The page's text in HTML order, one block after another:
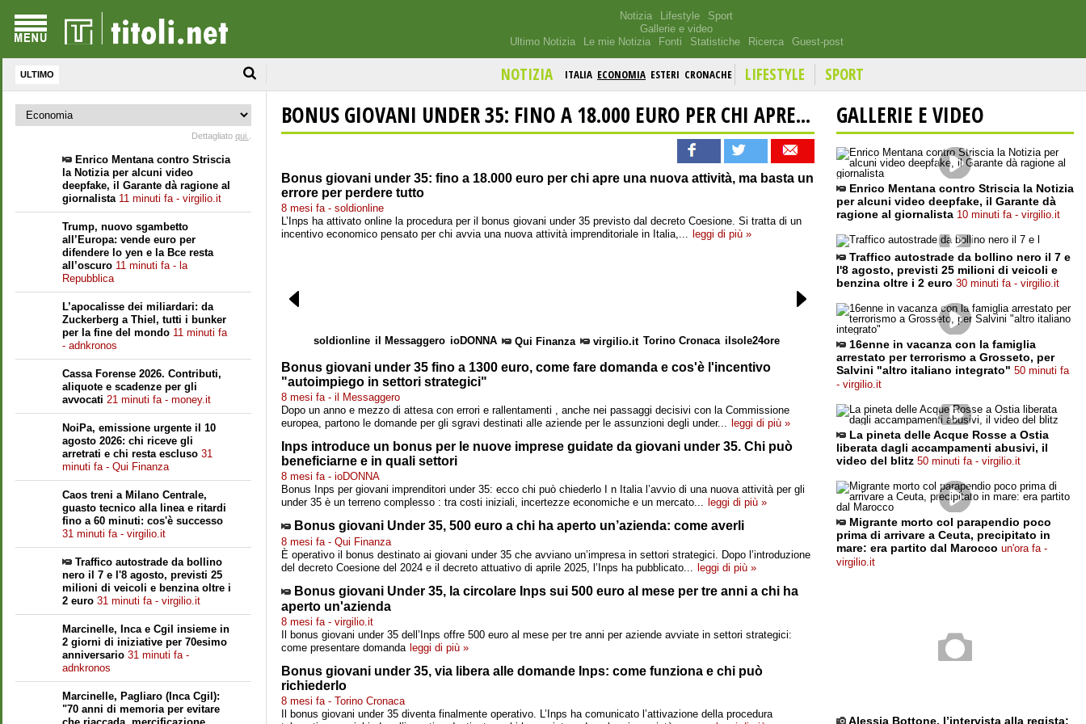
Notizia Lifestyle
Sport
Gallerie e video
Ultimo Notizia
Le mie Notizia Fonti Statistiche Ricerca Guest-post
ULTIMO NOTIZIA ITALIA ECONOMIA ESTERI CRONACHE LIFESTYLE SPORT
Dettagliato qui.
Enrico Mentana contro Striscia
la Notizia per alcuni video
deepfake, il Garante dà ragione al
giornalista 11 minuti fa - virgilio.it
Trump, nuovo sgambetto
all’Europa: vende euro per
difendere lo yen e la Bce resta
all’oscuro 11 minuti fa - la
Repubblica
L’apocalisse dei miliardari: da
Zuckerberg a Thiel, tutti i bunker
per la fine del mondo 11 minuti fa
- adnkronos
Cassa Forense 2026. Contributi,
aliquote e scadenze per gli
avvocati 21 minuti fa - money.it
NoiPa, emissione urgente il 10
agosto 2026: chi riceve gli
arretrati e chi resta escluso 31
minuti fa - Qui Finanza
Caos treni a Milano Centrale,
guasto tecnico alla linea e ritardi
fino a 60 minuti: cos'è successo
31 minuti fa - virgilio.it
Traffico autostrade da bollino
nero il 7 e l'8 agosto, previsti 25
milioni di veicoli e benzina oltre i
2 euro 31 minuti fa - virgilio.it
Marcinelle, Inca e Cgil insieme in
2 giorni di iniziative per 70esimo
anniversario 31 minuti fa -
adnkronos
Marcinelle, Pagliaro (Inca Cgil):
"70 anni di memoria per evitare
BONUS GIOVANI UNDER 35: FINO A 18.000 EURO PER CHI APRE...
Bonus giovani under 35: fino a 18.000 euro per chi apre una nuova attività, ma basta un
errore per perdere tutto
8 mesi fa - soldionline
L’Inps ha attivato online la procedura per il bonus giovani under 35 previsto dal decreto Coesione. Si tratta di un
incentivo economico pensato per chi avvia una nuova attività imprenditoriale in Italia,... leggi di più »
soldionline il Messaggero ioDONNA Qui Finanza virgilio.it Torino Cronaca ilsole24ore
Bonus giovani under 35 fino a 1300 euro, come fare domanda e cos'è l'incentivo
"autoimpiego in settori strategici"
8 mesi fa - il Messaggero
Dopo un anno e mezzo di attesa con errori e rallentamenti , anche nei passaggi decisivi con la Commissione
europea, partono le domande per gli sgravi destinati alle aziende per le assunzioni degli under... leggi di più »
Inps introduce un bonus per le nuove imprese guidate da giovani under 35. Chi può
beneficiarne e in quali settori
8 mesi fa - ioDONNA
Bonus Inps per giovani imprenditori under 35: ecco chi può chiederlo I n Italia l’avvio di una nuova attività per gli
under 35 è un terreno complesso : tra costi iniziali, incertezze economiche e un mercato... leggi di più »
Bonus giovani Under 35, 500 euro a chi ha aperto un’azienda: come averli
8 mesi fa - Qui Finanza
È operativo il bonus destinato ai giovani under 35 che avviano un’impresa in settori strategici. Dopo l’introduzione
del decreto Coesione del 2024 e il decreto attuativo di aprile 2025, l’Inps ha pubblicato... leggi di più »
Bonus giovani Under 35, la circolare Inps sui 500 euro al mese per tre anni a chi ha
aperto un'azienda
8 mesi fa - virgilio.it
Il bonus giovani under 35 dell’Inps offre 500 euro al mese per tre anni per aziende avviate in settori strategici:
come presentare domanda leggi di più »
Bonus giovani under 35, via libera alle domande Inps: come funziona e chi può
richiederlo
8 mesi fa - Torino Cronaca
Il bonus giovani under 35 diventa finalmente operativo. L’Inps ha comunicato l’attivazione della procedura
GALLERIE E VIDEO
Enrico Mentana contro Striscia la Notizia
per alcuni video deepfake, il Garante dà
ragione al giornalista 10 minuti fa - virgilio.it
Traffico autostrade da bollino nero il 7 e
l'8 agosto, previsti 25 milioni di veicoli e
benzina oltre i 2 euro 30 minuti fa - virgilio.it
16enne in vacanza con la famiglia
arrestato per terrorismo a Grosseto, per
Salvini "altro italiano integrato" 50 minuti fa
- virgilio.it
La pineta delle Acque Rosse a Ostia
liberata dagli accampamenti abusivi, il
video del blitz 50 minuti fa - virgilio.it
Migrante morto col parapendio poco
prima di arrivare a Ceuta, precipitato in
mare: era partito dal Marocco un'ora fa -
virgilio.it
Alessia Bottone, l’intervista alla regista: